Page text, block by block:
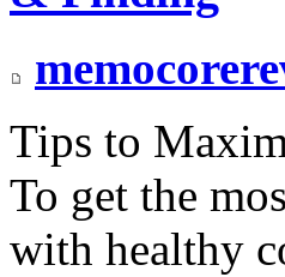
Tips to
To get the
with healthy